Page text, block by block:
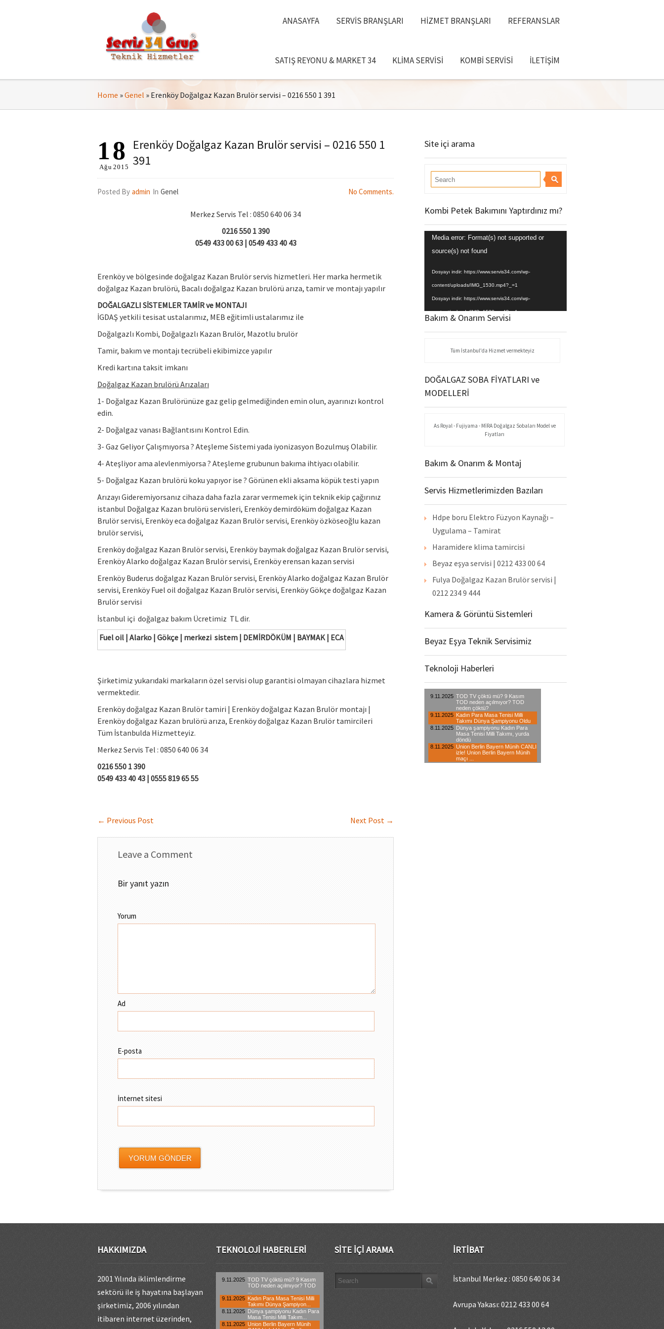
ANASAYFA SERVIS BRANŞLARI HIZMET BRANŞLARI REFERANSLAR
SATIŞ REYONU & MARKET 34 KLIMA SERVISI KOMBI SERVISI İLETIŞIM
Home »Genel » Erenköy Doğalgaz Kazan Brulör servisi – 0216 550 1 391
Erenköy Doğalgaz Kazan Brulör servisi – 0216 550 1
391
18
Ağu 2015
Posted By admin In Genel No Comments.
Merkez Servis Tel : 0850 640 06 34
0216 550 1 390
0549 433 00 63 | 0549 433 40 43
Erenköy ve bölgesinde doğalgaz Kazan Brulör servis hizmetleri. Her marka hermetik
doğalgaz Kazan brulörü, Bacalı doğalgaz Kazan brulörü arıza, tamir ve montajı yapılır
DOĞALGAZLI SİSTEMLER TAMİR ve MONTAJI
İGDAŞ yetkili tesisat ustalarımız, MEB eğitimli ustalarımız ile
Doğalgazlı Kombi, Doğalgazlı Kazan Brulör, Mazotlu brulör
Tamir, bakım ve montajı tecrübeli ekibimizce yapılır
Kredi kartına taksit imkanı
Doğalgaz Kazan brulörü Arızaları
1- Doğalgaz Kazan Brulörünüze gaz gelip gelmediğinden emin olun, ayarınızı kontrol
edin.
2- Doğalgaz vanası Bağlantısını Kontrol Edin.
3- Gaz Geliyor Çalışmıyorsa ? Ateşleme Sistemi yada iyonizasyon Bozulmuş Olabilir.
4- Ateşliyor ama alevlenmiyorsa ? Ateşleme grubunun bakıma ihtiyacı olabilir.
5- Doğalgaz Kazan brulörü koku yapıyor ise ? Görünen ekli aksama köpük testi yapın
Arızayı Gideremiyorsanız cihaza daha fazla zarar vermemek için teknik ekip çağırınız
istanbul Doğalgaz Kazan brulörü servisleri, Erenköy demirdöküm doğalgaz Kazan
Brulör servisi, Erenköy eca doğalgaz Kazan Brulör servisi, Erenköy özköseoğlu kazan
brulör servisi,
Erenköy doğalgaz Kazan Brulör servisi, Erenköy baymak doğalgaz Kazan Brulör servisi,
Erenköy Alarko doğalgaz Kazan Brulör servisi, Erenköy erensan kazan servisi
Erenköy Buderus doğalgaz Kazan Brulör servisi, Erenköy Alarko doğalgaz Kazan Brulör
servisi, Erenköy Fuel oil doğalgaz Kazan Brulör servisi, Erenköy Gökçe doğalgaz Kazan
Brulör servisi
İstanbul içi doğalgaz bakım Ücretimiz TL dir.
Fuel oil | Alarko | Gökçe | merkezi sistem | DEMİRDÖKÜM | BAYMAK | ECA
Şirketimiz yukarıdaki markaların özel servisi olup garantisi olmayan cihazlara hizmet
vermektedir.
Erenköy doğalgaz Kazan Brulör tamiri | Erenköy doğalgaz Kazan Brulör montajı |
Erenköy doğalgaz Kazan brulörü arıza, Erenköy doğalgaz Kazan Brulör tamircileri
Tüm İstanbulda Hizmetteyiz.
Merkez Servis Tel : 0850 640 06 34
0216 550 1 390
0549 433 40 43 | 0555 819 65 55
← Previous Post Next Post →
Leave a Comment
Bir yanıt yazın
Yorum
Ad
E-posta
İnternet sitesi
Site içi arama
Kombi Petek Bakımını Yaptırdınız mı?
Video
oynatıcı
Media error: Format(s) not supported or
source(s) not found
Dosyayı indir: https://www.servis34.com/wp-
content/uploads/IMG_1530.mp4?_=1
Dosyayı indir: https://www.servis34.com/wp-
content/uploads/IMG_1530.mp4?_=1
Bakım & Onarım Servisi
Tüm İstanbul'da Hizmet vermekteyiz
DOĞALGAZ SOBA FİYATLARI ve
MODELLERİ
As Royal - Fujiyama - MİRA Doğalgaz Sobaları Model ve
Fiyatları
Bakım & Onarım & Montaj
Servis Hizmetlerimizden Bazıları
Hdpe boru Elektro Füzyon Kaynağı –
Uygulama – Tamirat
Haramidere klima tamircisi
Beyaz eşya servisi | 0212 433 00 64
Fulya Doğalgaz Kazan Brulör servisi |
0212 234 9 444
Kamera & Görüntü Sistemleri
Beyaz Eşya Teknik Servisimiz
Teknoloji Haberleri
HAKKIMIZDA
2001 Yılında iklimlendirme
sektörü ile iş hayatına başlayan
şirketimiz, 2006 yılından
itibaren internet üzerinden,
TEKNOLOJI HABERLERI SITE İÇI ARAMA İRTIBAT
İstanbul Merkez : 0850 640 06 34
Avrupa Yakası: 0212 433 00 64